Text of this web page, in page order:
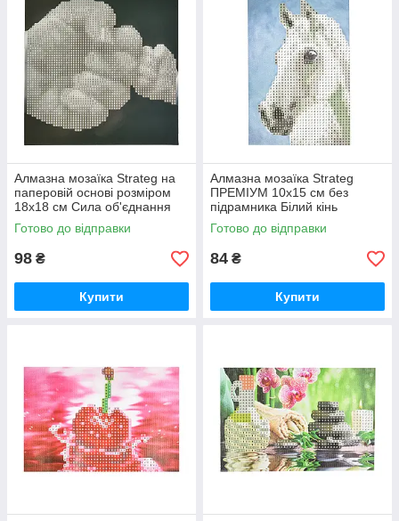
Алмазна мозаїка Strateg на
паперовій основі розміром
18х18 см Сила об'єднання
(JUB14404)
Готово до відправки
98 ₴
Купити
Алмазна мозаїка Strateg
ПРЕМІУМ 10х15 см без
підрамника Білий кінь
(YAB14431)
Готово до відправки
84 ₴
Купити